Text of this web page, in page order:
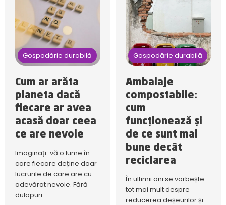
Gospodărie durabilă
Cum ar arăta
planeta dacă
fiecare ar avea
acasă doar ceea
ce are nevoie
Imaginați-vă o lume în
care fiecare deține doar
lucrurile de care are cu
adevărat nevoie. Fără
dulapuri...
Gospodărie durabilă
Ambalaje
compostabile:
cum
funcționează și
de ce sunt mai
bune decât
reciclarea
În ultimii ani se vorbește
tot mai mult despre
reducerea deșeurilor și